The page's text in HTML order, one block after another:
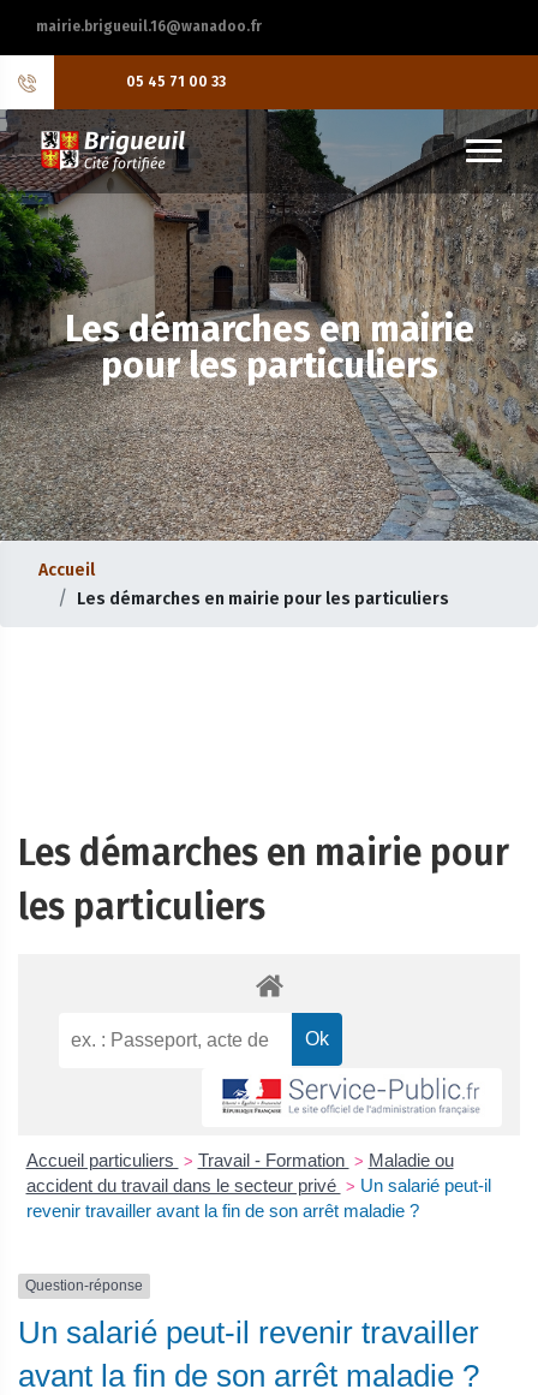
mairie.brigueuil.16@wanadoo.fr
05 45 71 00 33
Les démarches en mairie
pour les particuliers
Accueil
Les démarches en mairie pour les particuliers
Les démarches en mairie pour
les particuliers
Accueil particuliers > Travail - Formation > Maladie ou
accident du travail dans le secteur privé > Un salarié peut-il
revenir travailler avant la fin de son arrêt maladie ?
Question-réponse
Un salarié peut-il revenir travailler
avant la fin de son arrêt maladie ?